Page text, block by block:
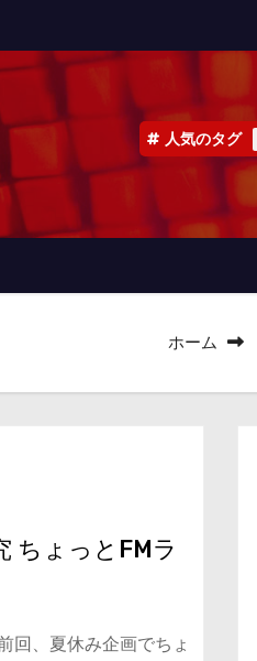
人気のタグ
ホーム
ちょっとFMラ
回、夏休み企画でちょ